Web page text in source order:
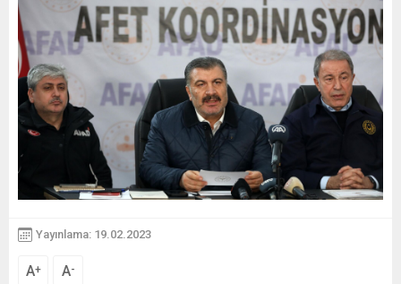
Yayınlama: 19.02.2023
A+ A-